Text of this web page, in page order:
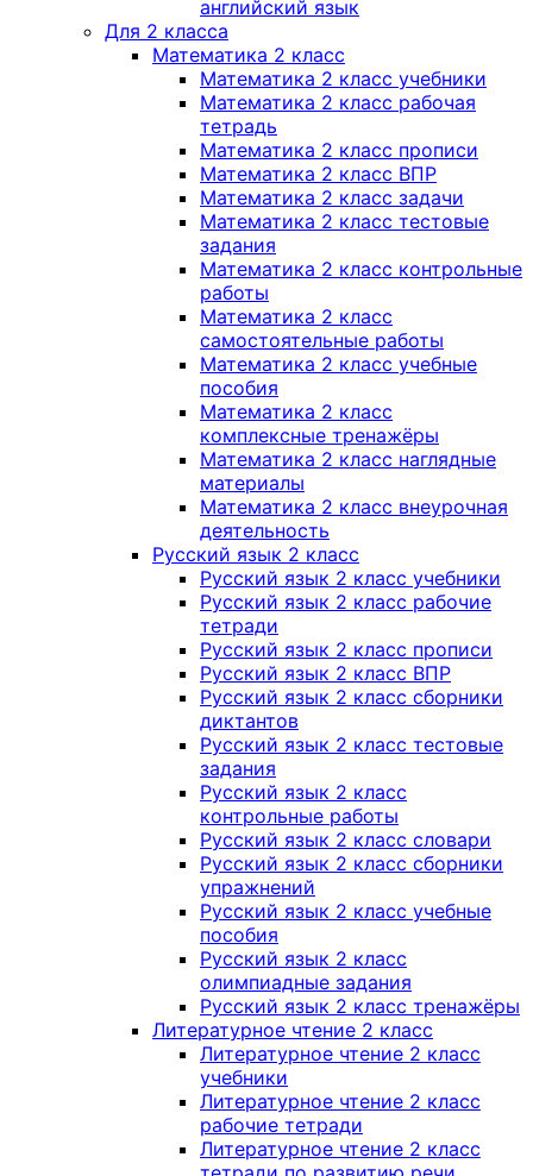
английский язык
Для 2 класса
Математика 2 класс
Математика 2 класс учебники
Математика 2 класс рабочая
тетрадь
Математика 2 класс прописи
Математика 2 класс ВПР
Математика 2 класс задачи
Математика 2 класс тестовые
задания
Математика 2 класс контрольные
работы
Математика 2 класс
самостоятельные работы
Математика 2 класс учебные
пособия
Математика 2 класс
комплексные тренажёры
Математика 2 класс наглядные
материалы
Математика 2 класс внеурочная
деятельность
Русский язык 2 класс
Русский язык 2 класс учебники
Русский язык 2 класс рабочие
тетради
Русский язык 2 класс прописи
Русский язык 2 класс ВПР
Русский язык 2 класс сборники
диктантов
Русский язык 2 класс тестовые
задания
Русский язык 2 класс
контрольные работы
Русский язык 2 класс словари
Русский язык 2 класс сборники
упражнений
Русский язык 2 класс учебные
пособия
Русский язык 2 класс
олимпиадные задания
Русский язык 2 класс тренажёры
Литературное чтение 2 класс
Литературное чтение 2 класс
учебники
Литературное чтение 2 класс
рабочие тетради
Литературное чтение 2 класс